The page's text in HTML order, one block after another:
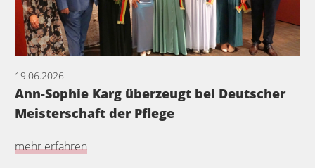
19.06.2026
Ann-Sophie Karg überzeugt bei Deutscher
Meisterschaft der Pflege
mehr erfahren